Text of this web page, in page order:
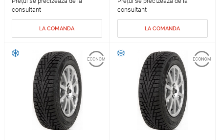
consultant
LA COMANDA
consultant
LA COMANDA